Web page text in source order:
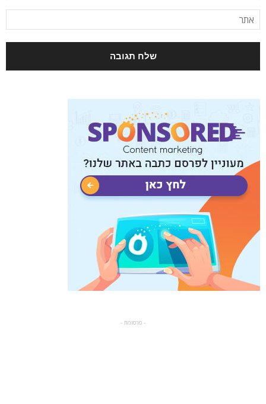
- פרסומת -